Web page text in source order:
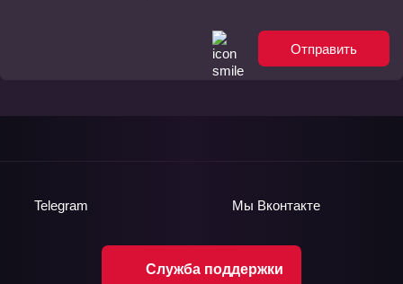
Отправить
Служба поддержки
Telegram Мы Вконтакте